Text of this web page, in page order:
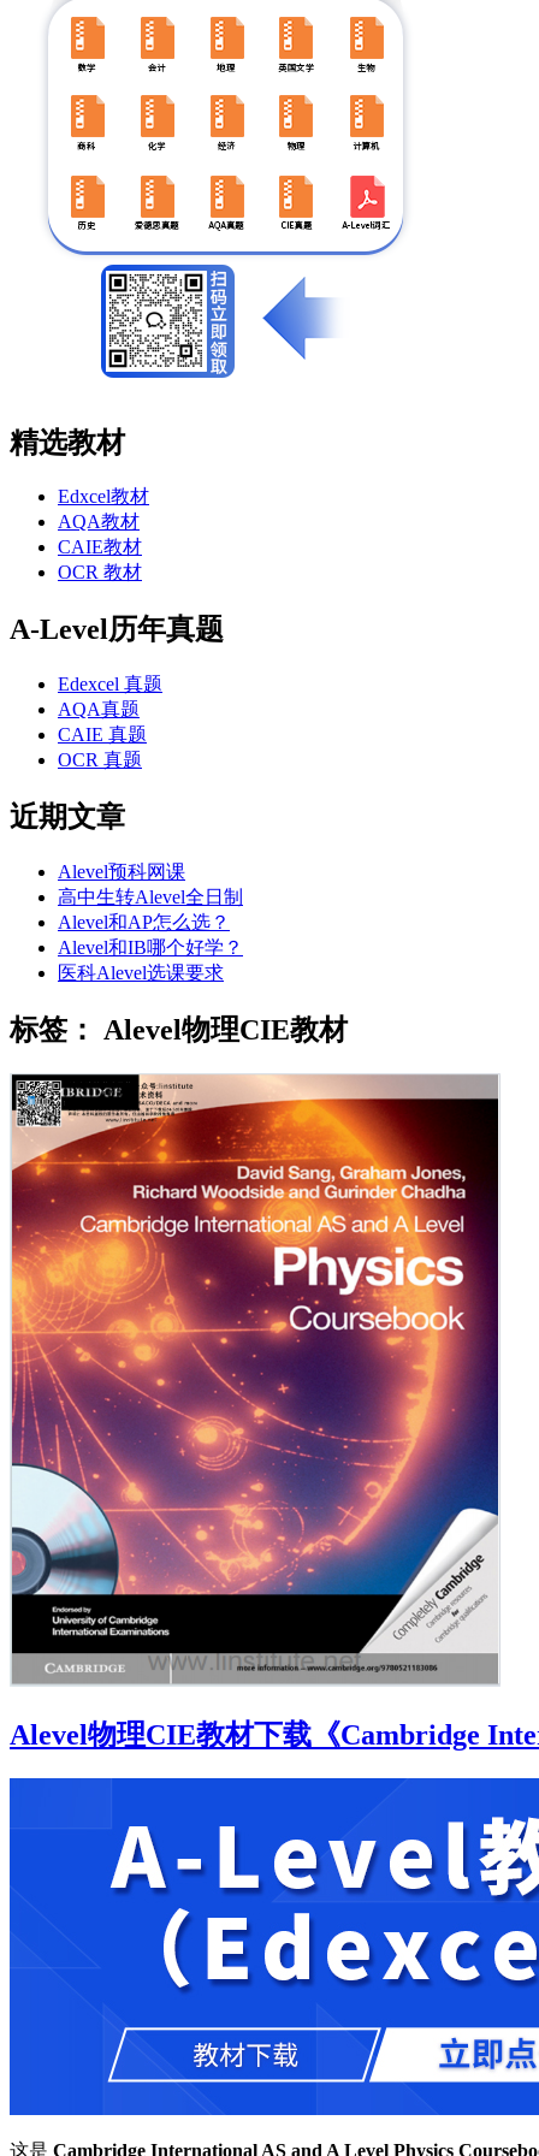
精选教材
Edxcel教材
AQA教材
CAIE教材
OCR 教材
A-Level历年真题
Edexcel 真题
AQA真题
CAIE 真题
OCR 真题
近期文章
Alevel预科网课
高中生转Alevel全日制
Alevel和AP怎么选？
Alevel和IB哪个好学？
医科Alevel选课要求
标签： Alevel物理CIE教材
Alevel物理CIE教材下载《Cambridge
这是 Cambridge International AS and A Level Physics